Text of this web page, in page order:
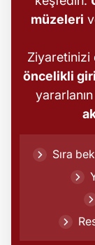
müzeleri
Ziyaretinizi
öncelikli
Sıra